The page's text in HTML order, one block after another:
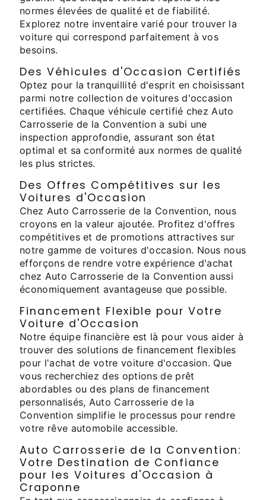
normes élevées de qualité et de fiabilité.
Explorez notre inventaire varié pour trouver la
voiture qui correspond parfaitement à vos
besoins.
Des Véhicules d'Occasion Certifiés
Optez pour la tranquillité d'esprit en choisissant
parmi notre collection de voitures d'occasion
certifiées. Chaque véhicule certifié chez Auto
Carrosserie de la Convention a subi une
inspection approfondie, assurant son état
optimal et sa conformité aux normes de qualité
les plus strictes.
Des Offres Compétitives sur les
Voitures d'Occasion
Chez Auto Carrosserie de la Convention, nous
croyons en la valeur ajoutée. Profitez d'offres
compétitives et de promotions attractives sur
notre gamme de voitures d'occasion. Nous nous
efforçons de rendre votre expérience d'achat
chez Auto Carrosserie de la Convention aussi
économiquement avantageuse que possible.
Financement Flexible pour Votre
Voiture d'Occasion
Notre équipe financière est là pour vous aider à
trouver des solutions de financement flexibles
pour l'achat de votre voiture d'occasion. Que
vous recherchiez des options de prêt
abordables ou des plans de financement
personnalisés, Auto Carrosserie de la
Convention simplifie le processus pour rendre
votre rêve automobile accessible.
Auto Carrosserie de la Convention:
Votre Destination de Confiance
pour les Voitures d'Occasion à
Craponne